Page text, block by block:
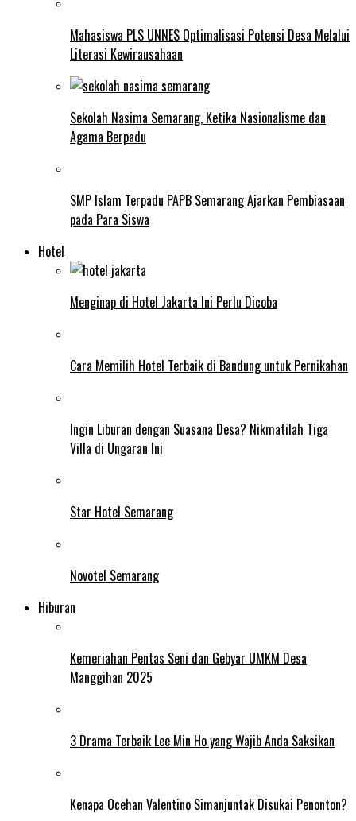
Mahasiswa PLS UNNES Optimalisasi Potensi Desa Melalui
Literasi Kewirausahaan
Sekolah Nasima Semarang, Ketika Nasionalisme dan
Agama Berpadu
SMP Islam Terpadu PAPB Semarang Ajarkan Pembiasaan
pada Para Siswa
Hotel
Menginap di Hotel Jakarta Ini Perlu Dicoba
Cara Memilih Hotel Terbaik di Bandung untuk Pernikahan
Ingin Liburan dengan Suasana Desa? Nikmatilah Tiga
Villa di Ungaran Ini
Star Hotel Semarang
Novotel Semarang
Hiburan
Kemeriahan Pentas Seni dan Gebyar UMKM Desa
Manggihan 2025
3 Drama Terbaik Lee Min Ho yang Wajib Anda Saksikan
Kenapa Ocehan Valentino Simanjuntak Disukai Penonton?